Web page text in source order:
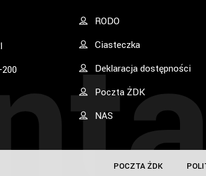
POCZTA ŻDK
RODO
Ciasteczka
Deklaracja dostępności
Poczta ŻDK
NAS